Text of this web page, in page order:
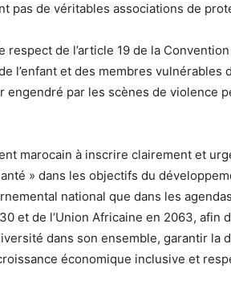
pas de véritables associations de
de l’article 19 de la
l’enfant et des membres vulnérables
engendré par les scènes de violence
marocain à inscrire clairement et
» dans les objectifs du
national que dans les agendas
et de l’Union Africaine en 2063, afin
dans son ensemble, garantir la
économique inclusive et